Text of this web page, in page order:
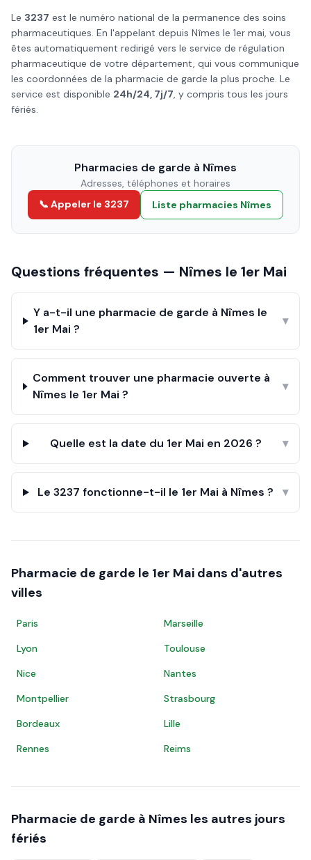
Le 3237 est le numéro national de la permanence des soins
pharmaceutiques. En l'appelant depuis Nîmes le 1er mai, vous
êtes automatiquement redirigé vers le service de régulation
pharmaceutique de votre département, qui vous communique
les coordonnées de la pharmacie de garde la plus proche. Le
service est disponible 24h/24, 7j/7, y compris tous les jours
fériés.
Pharmacies de garde à Nîmes
Adresses, téléphones et horaires
📞 Appeler le 3237
Liste pharmacies Nîmes
Questions fréquentes — Nîmes le 1er Mai
Y a-t-il une pharmacie de garde à Nîmes le
1er Mai ?
▾
Comment trouver une pharmacie ouverte à
Nîmes le 1er Mai ?
▾
Quelle est la date du 1er Mai en 2026 ? ▾
Le 3237 fonctionne-t-il le 1er Mai à Nîmes ? ▾
Pharmacie de garde le 1er Mai dans d'autres
villes
Paris
Marseille
Lyon
Toulouse
Nice
Nantes
Montpellier
Strasbourg
Bordeaux
Lille
Rennes
Reims
Pharmacie de garde à Nîmes les autres jours
fériés